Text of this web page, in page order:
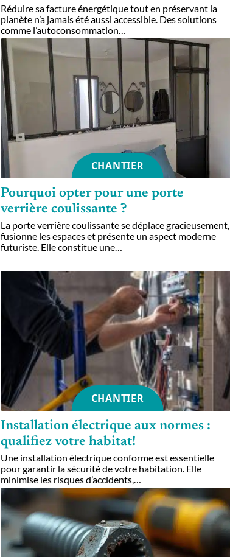
Réduire sa facture énergétique tout en préservant la
planète n’a jamais été aussi accessible. Des solutions
comme l’autoconsommation…
CHANTIER
Pourquoi opter pour une porte
verrière coulissante ?
La porte verrière coulissante se déplace gracieusement,
fusionne les espaces et présente un aspect moderne
futuriste. Elle constitue une…
CHANTIER
Installation électrique aux normes :
qualifiez votre habitat!
Une installation électrique conforme est essentielle
pour garantir la sécurité de votre habitation. Elle
minimise les risques d’accidents,…